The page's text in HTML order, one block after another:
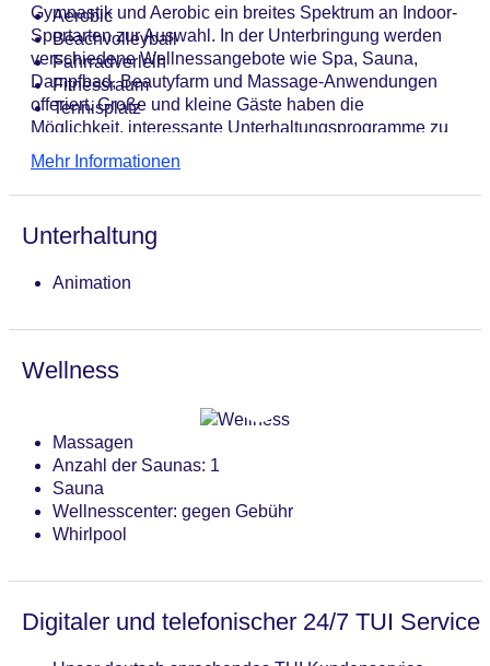
Gymnastik und Aerobic ein breites Spektrum an Indoor-
Sportarten zur Auswahl. In der Unterbringung werden
verschiedene Wellnessangebote wie Spa, Sauna,
Dampfbad, Beautyfarm und Massage-Anwendungen
offeriert. Große und kleine Gäste haben die
Möglichkeit, interessante Unterhaltungsprogramme zu
erleben.
Aerobic
Beachvolleyball
Fahrradverleih
Fitnessraum
Tennisplatz
Mehr Informationen
Unterhaltung
Animation
Wellness
Massagen
Anzahl der Saunas: 1
Sauna
Wellnesscenter: gegen Gebühr
Whirlpool
Digitaler und telefonischer 24/7 TUI Service